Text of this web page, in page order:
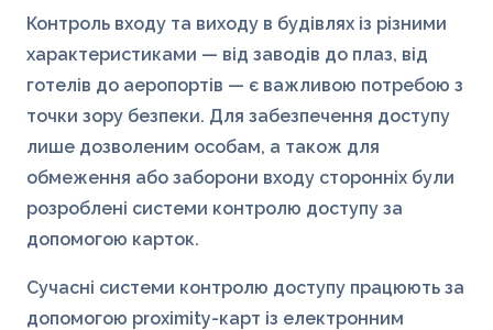
Контроль входу та виходу в будівлях із різними
характеристиками — від заводів до плаз, від
готелів до аеропортів — є важливою потребою з
точки зору безпеки. Для забезпечення доступу
лише дозволеним особам, а також для
обмеження або заборони входу сторонніх були
розроблені системи контролю доступу за
допомогою карток.
Сучасні системи контролю доступу працюють за
допомогою proximity-карт із електронним